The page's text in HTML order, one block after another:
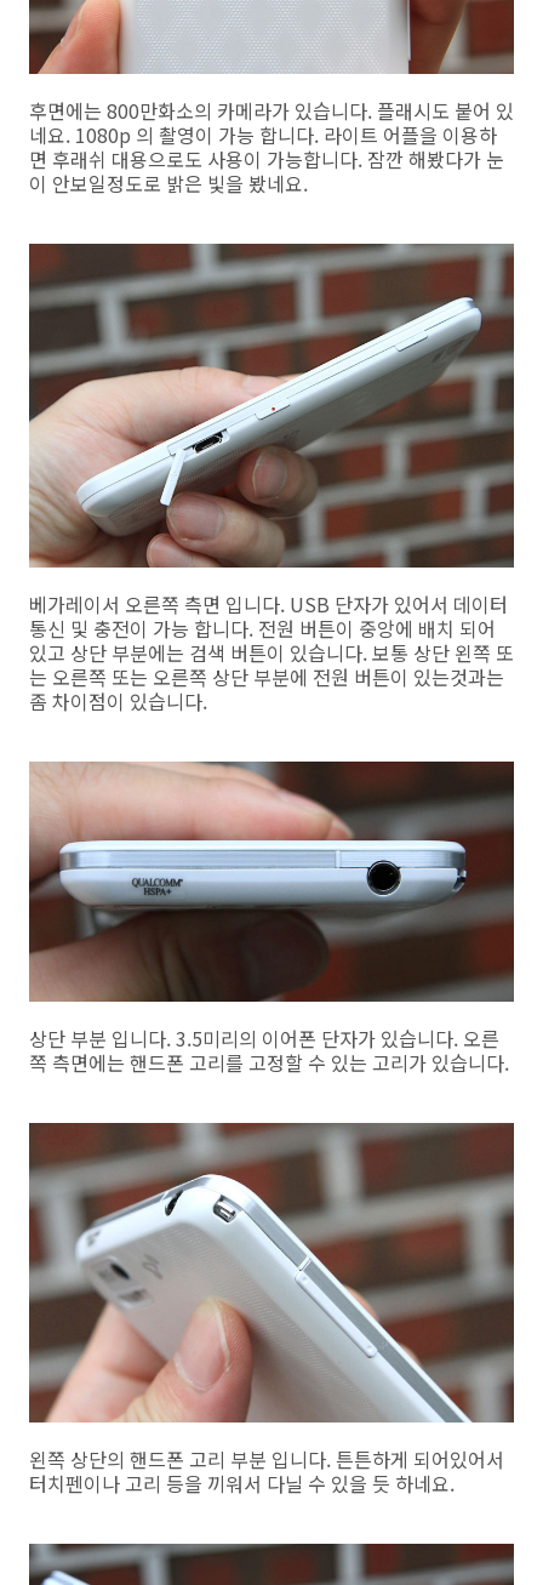
후면에는 800만화소의 카메라가 있습니다. 플래시도 붙어 있
네요. 1080p 의 촬영이 가능 합니다. 라이트 어플을 이용하
면 후래쉬 대용으로도 사용이 가능합니다. 잠깐 해봤다가 눈
이 안보일정도로 밝은 빛을 봤네요.
베가레이서 오른쪽 측면 입니다. USB 단자가 있어서 데이터
통신 및 충전이 가능 합니다. 전원 버튼이 중앙에 배치 되어
있고 상단 부분에는 검색 버튼이 있습니다. 보통 상단 왼쪽 또
는 오른쪽 또는 오른쪽 상단 부분에 전원 버튼이 있는것과는
좀 차이점이 있습니다.
상단 부분 입니다. 3.5미리의 이어폰 단자가 있습니다. 오른
쪽 측면에는 핸드폰 고리를 고정할 수 있는 고리가 있습니다.
왼쪽 상단의 핸드폰 고리 부분 입니다. 튼튼하게 되어있어서
터치펜이나 고리 등을 끼워서 다닐 수 있을 듯 하네요.